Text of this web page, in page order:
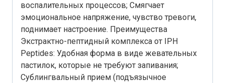
воспалительных процессов; Смягчает
эмоциональное напряжение, чувство тревоги,
поднимает настроение. Преимущества
Экстрактно-пептидный комплекса от IPH
Peptides: Удобная форма в виде жевательных
пастилок, которые не требуют запивания;
Сублингвальный прием (подъязычное